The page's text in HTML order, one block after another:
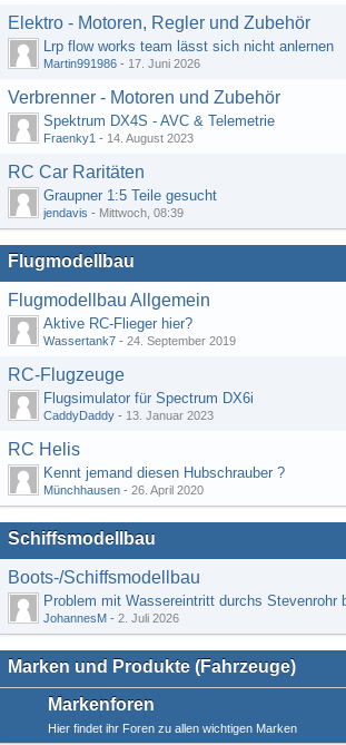
Elektro - Motoren, Regler und Zubehör
Lrp flow works team lässt sich nicht anlernen
Martin991986 - 17. Juni 2026
Verbrenner - Motoren und Zubehör
Spektrum DX4S - AVC & Telemetrie
Fraenky1 - 14. August 2023
RC Car Raritäten
Graupner 1:5 Teile gesucht
jendavis - Mittwoch, 08:39
Flugmodellbau
Flugmodellbau Allgemein
Aktive RC-Flieger hier?
Wassertank7 - 24. September 2019
RC-Flugzeuge
Flugsimulator für Spectrum DX6i
CaddyDaddy - 13. Januar 2023
RC Helis
Kennt jemand diesen Hubschrauber ?
Münchhausen - 26. April 2020
Schiffsmodellbau
Boots-/Schiffsmodellbau
Problem mit Wassereintritt durchs Stevenrohr
JohannesM - 2. Juli 2026
Marken und Produkte (Fahrzeuge)
Markenforen
Hier findet ihr Foren zu allen wichtigen Marken